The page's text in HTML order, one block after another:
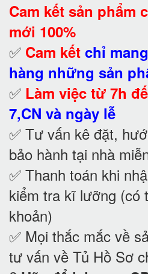
Cam kết sản phẩm
mới 100%
✅ Cam kết chỉ
hàng những sản
✅ Làm việc từ 7h
7,CN và ngày lễ
✅ Tư vấn kê đặt,
bảo hành tại nhà
✅ Thanh toán khi
kiểm tra kĩ lưỡng (có
khoản)
✅ Mọi thắc mắc về
tư vấn về Tủ Hồ Sơ